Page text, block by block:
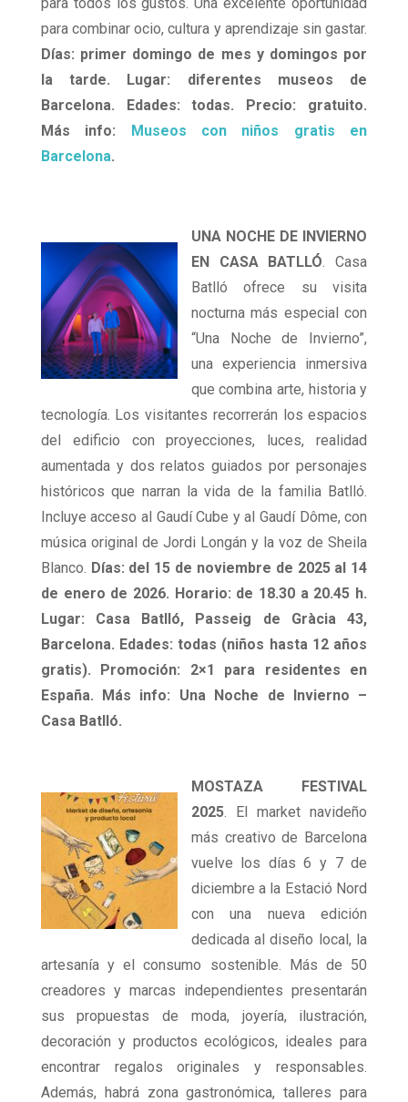
para combinar ocio, cultura y aprendizaje sin gastar.
Días: primer domingo de mes y domingos por
la tarde. Lugar: diferentes museos de
Barcelona. Edades: todas. Precio: gratuito.
Más info: Museos con niños gratis en
Barcelona.
UNA NOCHE DE INVIERNO
EN CASA BATLLÓ. Casa
Batlló ofrece su visita
nocturna más especial con
“Una Noche de Invierno”,
una experiencia inmersiva
que combina arte, historia y
tecnología. Los visitantes recorrerán los espacios
del edificio con proyecciones, luces, realidad
aumentada y dos relatos guiados por personajes
históricos que narran la vida de la familia Batlló.
Incluye acceso al Gaudí Cube y al Gaudí Dôme, con
música original de Jordi Longán y la voz de Sheila
Blanco. Días: del 15 de noviembre de 2025 al 14
de enero de 2026. Horario: de 18.30 a 20.45 h.
Lugar: Casa Batlló, Passeig de Gràcia 43,
Barcelona. Edades: todas (niños hasta 12 años
gratis). Promoción: 2×1 para residentes en
España. Más info: Una Noche de Invierno –
Casa Batlló.
MOSTAZA FESTIVAL
2025. El market navideño
más creativo de Barcelona
vuelve los días 6 y 7 de
diciembre a la Estació Nord
con una nueva edición
dedicada al diseño local, la
artesanía y el consumo sostenible. Más de 50
creadores y marcas independientes presentarán
sus propuestas de moda, joyería, ilustración,
decoración y productos ecológicos, ideales para
encontrar regalos originales y responsables.
Además, habrá zona gastronómica, talleres para